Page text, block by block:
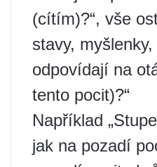
(cítím)?“, vše
stavy,
odpovídají na
tento pocit)?“
Například
jak na pozadí